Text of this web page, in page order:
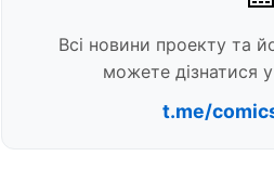
Всі новини проекту та
можете дізнатися
t.me/